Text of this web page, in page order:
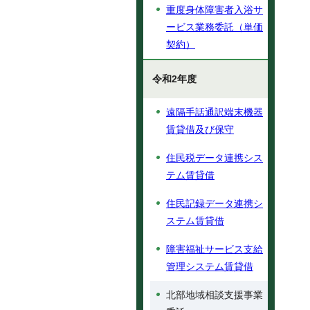
重度身体障害者入浴サ
ービス業務委託（単価
契約）
令和2年度
遠隔手話通訳端末機器
賃貸借及び保守
住民税データ連携シス
テム賃貸借
住民記録データ連携シ
ステム賃貸借
障害福祉サービス支給
管理システム賃貸借
北部地域相談支援事業